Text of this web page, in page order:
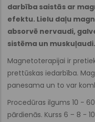
darbība saistās ar
efektu. Lielu daļu
absorvē nervaudi,
sistēma un muskuļaudi.
Magnetoterapijai ir
prettūskas iedarbība.
panesama un to var
Procedūras ilgums 10 -
pārdienās. Kurss 6 – 8 -